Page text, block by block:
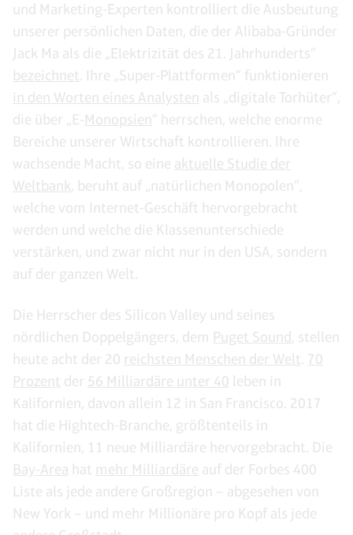
und Marketing-Experten kontrolliert die Ausbeutung
unserer persönlichen Daten, die der Alibaba-Gründer
Jack Ma als die „Elektrizität des 21. Jahrhunderts“
bezeichnet
. Ihre „Super-Plattformen“ funktionieren
in den Worten eines Analysten als „digitale Torhüter“,
die über „E- Monopsien“ herrschen, welche enorme
Bereiche unserer Wirtschaft kontrollieren. Ihre
wachsende Macht, so eine aktuelle Studie der
Weltbank, beruht auf „natürlichen Monopolen“,
welche vom Internet-Geschäft hervorgebracht
werden und welche die Klassenunterschiede
verstärken, und zwar nicht nur in den USA, sondern
auf der ganzen Welt.
Die Herrscher des Silicon Valley und seines
nördlichen Doppelgängers, dem Puget Sound , stellen
heute acht der 20 reichsten Menschen der Welt
70
Prozent der 56 Milliardäre unter 40 leben in
Kalifornien, davon allein 12 in San Francisco. 2017
hat die Hightech-Branche, größtenteils in
Kalifornien, 11 neue Milliardäre hervorgebracht. Die
Bay-Area hat mehr Milliardäre auf der Forbes 400
Liste als jede andere Großregion – abgesehen von
New York – und mehr Millionäre pro Kopf als jede